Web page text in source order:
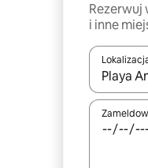
i inne
Gdy